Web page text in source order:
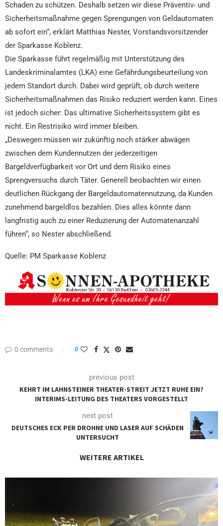
Schaden zu schützen. Deshalb setzen wir diese Präventiv- und
Sicherheitsmaßnahme gegen Sprengungen von Geldautomaten
ab sofort ein“, erklärt Matthias Nester, Vorstandsvorsitzender
der Sparkasse Koblenz.
Die Sparkasse führt regelmäßig mit Unterstützung des
Landeskriminalamtes (LKA) eine Gefährdungsbeurteilung von
jedem Standort durch. Dabei wird geprüft, ob durch weitere
Sicherheitsmaßnahmen das Risiko reduziert werden kann. Eines
ist jedoch sicher: Das ultimative Sicherheitssystem gibt es
nicht. Ein Restrisiko wird immer bleiben.
„Deswegen müssen wir zukünftig noch stärker abwägen
zwischen dem Kundennutzen der jederzeitigen
Bargeldverfügbarkeit vor Ort und dem Risiko eines
Sprengversuchs durch Täter. Generell beobachten wir einen
deutlichen Rückgang der Bargeldautomatennutzung, da Kunden
zunehmend bargeldlos bezahlen. Dies alles könnte dann
langfristig auch zu einer Reduzierung der Automatenanzahl
führen“, so Nester abschließend.
Quelle: PM Sparkasse Koblenz
0 comments 0
previous post
KEHRT IM LAHNSTEINER THEATER-STREIT JETZT RUHE EIN?
INTERIMS-LEITUNG DES THEATERS VORGESTELLT
next post
DEUTSCHES ECK PER DROHNE UND LASER AUF SCHÄDEN
UNTERSUCHT
WEITERE ARTIKEL